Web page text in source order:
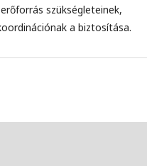
szükségleteinek,
a biztosítása.